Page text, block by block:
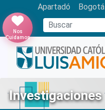
Apartadó Bogotá
Buscar
Nos
Cuidamos
Investigaciones